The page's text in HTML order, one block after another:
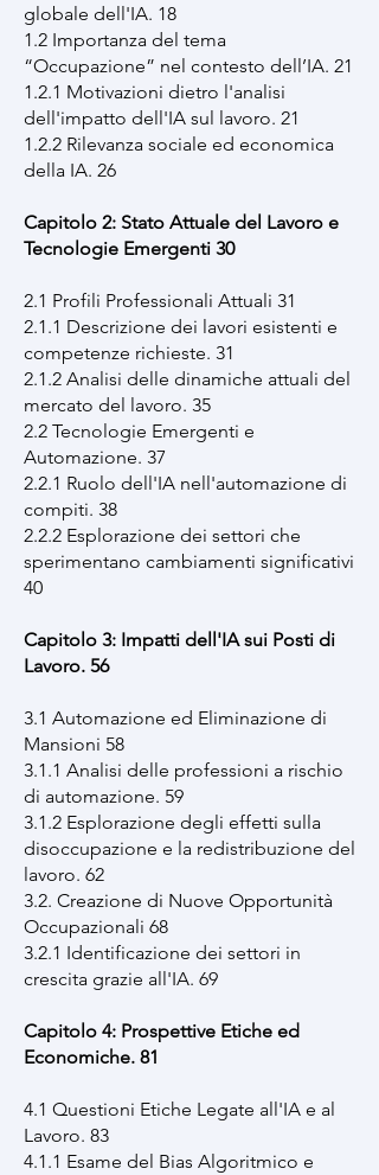
globale dell'IA. 18
1.2 Importanza del tema
“Occupazione” nel contesto dell’IA. 21
1.2.1 Motivazioni dietro l'analisi
dell'impatto dell'IA sul lavoro. 21
1.2.2 Rilevanza sociale ed economica
della IA. 26
Capitolo 2: Stato Attuale del Lavoro e
Tecnologie Emergenti 30
2.1 Profili Professionali Attuali 31
2.1.1 Descrizione dei lavori esistenti e
competenze richieste. 31
2.1.2 Analisi delle dinamiche attuali del
mercato del lavoro. 35
2.2 Tecnologie Emergenti e
Automazione. 37
2.2.1 Ruolo dell'IA nell'automazione di
compiti. 38
2.2.2 Esplorazione dei settori che
sperimentano cambiamenti significativi
40
Capitolo 3: Impatti dell'IA sui Posti di
Lavoro. 56
3.1 Automazione ed Eliminazione di
Mansioni 58
3.1.1 Analisi delle professioni a rischio
di automazione. 59
3.1.2 Esplorazione degli effetti sulla
disoccupazione e la redistribuzione del
lavoro. 62
3.2. Creazione di Nuove Opportunità
Occupazionali 68
3.2.1 Identificazione dei settori in
crescita grazie all'IA. 69
Capitolo 4: Prospettive Etiche ed
Economiche. 81
4.1 Questioni Etiche Legate all'IA e al
Lavoro. 83
4.1.1 Esame del Bias Algoritmico e